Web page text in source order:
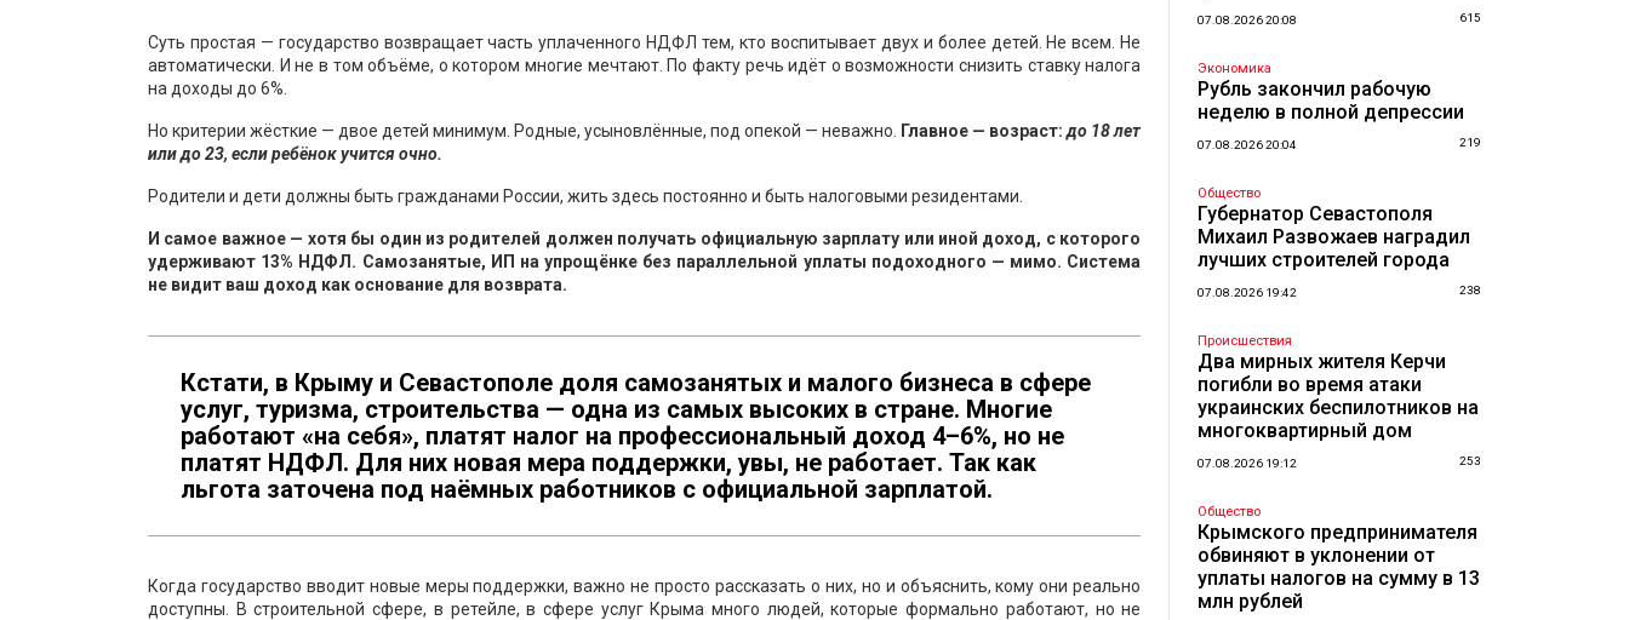
Суть простая — государство возвращает часть уплаченного НДФЛ тем, кто воспитывает двух и более детей. Не всем. Не
автоматически. И не в том объёме, о котором многие мечтают. По факту речь идёт о возможности снизить ставку налога
на доходы до 6%.
Но критерии жёсткие — двое детей минимум. Родные, усыновлённые, под опекой — неважно. Главное — возраст: до 18 лет
или до 23, если ребёнок учится очно.
Родители и дети должны быть гражданами России, жить здесь постоянно и быть налоговыми резидентами.
И самое важное — хотя бы один из родителей должен получать официальную зарплату или иной доход, с которого
удерживают 13% НДФЛ. Самозанятые, ИП на упрощёнке без параллельной уплаты подоходного — мимо. Система
не видит ваш доход как основание для возврата.
Кстати, в Крыму и Севастополе доля самозанятых и малого бизнеса в сфере
услуг, туризма, строительства — одна из самых высоких в стране. Многие
работают «на себя», платят налог на профессиональный доход 4–6%, но не
платят НДФЛ. Для них новая мера поддержки, увы, не работает. Так как
льгота заточена под наёмных работников с официальной зарплатой.
Когда государство вводит новые меры поддержки, важно не просто рассказать о них, но и объяснить, кому они реально
доступны. В строительной сфере, в ретейле, в сфере услуг Крыма много людей, которые формально работают, но не
07.08.2026 20:08 615
Экономика
Рубль закончил рабочую
неделю в полной депрессии
07.08.2026 20:04 219
Общество
Губернатор Севастополя
Михаил Развожаев наградил
лучших строителей города
07.08.2026 19:42 238
Происшествия
Два мирных жителя Керчи
погибли во время атаки
украинских беспилотников на
многоквартирный дом
07.08.2026 19:12 253
Общество
Крымского предпринимателя
обвиняют в уклонении от
уплаты налогов на сумму в 13
млн рублей